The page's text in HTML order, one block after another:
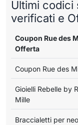
Ultimi codici
verificati e
Coupon Rue des
Offerta
Coupon Rue des
Gioielli Rebelle by
Mille
Braccialetti per